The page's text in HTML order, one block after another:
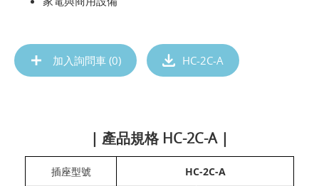
加入詢問車 (0) HC-2C-A
| 產品規格 HC-2C-A |
插座型號 HC-2C-A